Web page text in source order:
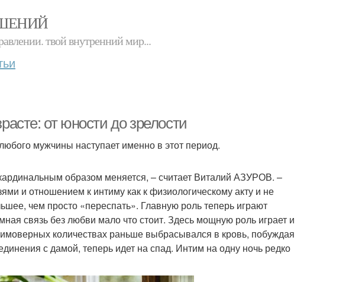
твой внутренний мир...
от юности до зрелости
мужчины наступает именно в этот период.
образом меняется, – считает Виталий АЗУРОВ. –
и отношением к интиму как к физиологическому акту и не
чем просто «переспать». Главную роль теперь играют
связь без любви мало что стоит. Здесь мощную роль играет и
количествах раньше выбрасывался в кровь, побуждая
с дамой, теперь идет на спад. Интим на одну ночь редко